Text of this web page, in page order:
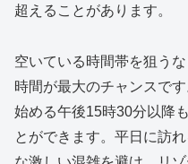
超えることがあります。
空いている時間帯を狙う
時間が最大のチャンスで
始める午後15時30分以降
とができます。平日に訪